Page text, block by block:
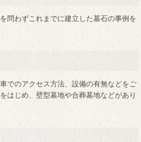
問わずこれまでに建立した墓石の事例を
でのアクセス方法、設備の有無などをご
はじめ、壁型墓地や合葬墓地などがあり